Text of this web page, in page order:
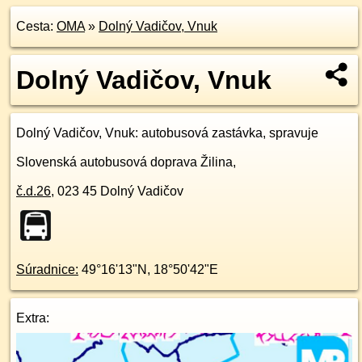
Cesta: OMA» Dolný Vadičov, Vnuk
Dolný Vadičov, Vnuk
Dolný Vadičov, Vnuk: autobusová zastávka, spravuje
Slovenská autobusová doprava Žilina,
č.d.26, 023 45 Dolný Vadičov
Súradnice: 49°16'13"N , 18°50'42"E
Extra: